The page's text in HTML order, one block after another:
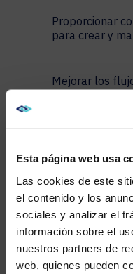
Esta página web usa
Las cookies de este
el contenido y los
sociales y analizar el
información sobre el
nuestros partners de
web, quienes pueden
Proporcionar
para crear y
Mejorar los
Simplificar la
tecnologías
Abordar las
proporcionar
regional o
WE